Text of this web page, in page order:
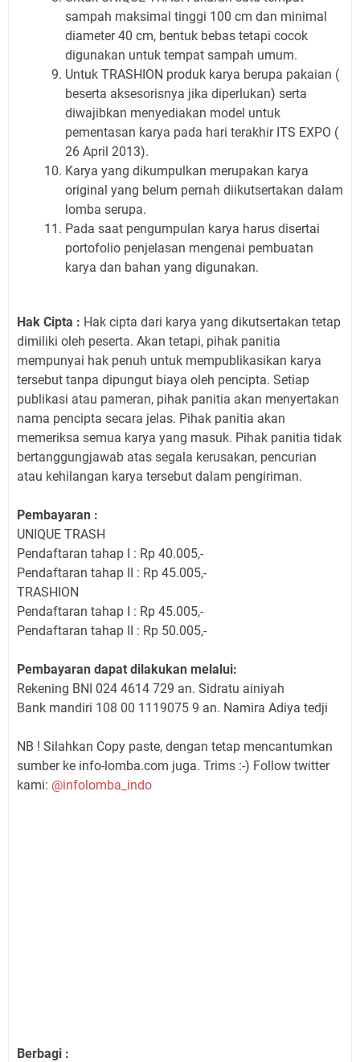
sampah maksimal tinggi 100 cm dan minimal
diameter 40 cm, bentuk bebas tetapi cocok
digunakan untuk tempat sampah umum.
Untuk TRASHION produk karya berupa pakaian (
beserta aksesorisnya jika diperlukan) serta
diwajibkan menyediakan model untuk
pementasan karya pada hari terakhir ITS EXPO (
26 April 2013).
Karya yang dikumpulkan merupakan karya
original yang belum pernah diikutsertakan dalam
lomba serupa.
Pada saat pengumpulan karya harus disertai
portofolio penjelasan mengenai pembuatan
karya dan bahan yang digunakan.
Hak Cipta : Hak cipta dari karya yang dikutsertakan tetap
dimiliki oleh peserta. Akan tetapi, pihak panitia
mempunyai hak penuh untuk mempublikasikan karya
tersebut tanpa dipungut biaya oleh pencipta. Setiap
publikasi atau pameran, pihak panitia akan menyertakan
nama pencipta secara jelas. Pihak panitia akan
memeriksa semua karya yang masuk. Pihak panitia tidak
bertanggungjawab atas segala kerusakan, pencurian
atau kehilangan karya tersebut dalam pengiriman.
Pembayaran :
UNIQUE TRASH
Pendaftaran tahap I : Rp 40.005,-
Pendaftaran tahap II : Rp 45.005,-
TRASHION
Pendaftaran tahap I : Rp 45.005,-
Pendaftaran tahap II : Rp 50.005,-
Pembayaran dapat dilakukan melalui:
Rekening BNI 024 4614 729 an. Sidratu ainiyah
Bank mandiri 108 00 1119075 9 an. Namira Adiya tedji
NB ! Silahkan Copy paste, dengan tetap mencantumkan
sumber ke info-lomba.com juga. Trims :-) Follow twitter
kami: @infolomba_indo
Berbagi :